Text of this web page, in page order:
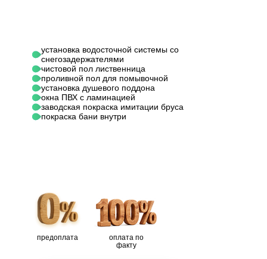
оплата по
факту
установка водосточной системы со
снегозадержателями
чистовой пол лиственница
проливной пол для помывочной
установка душевого поддона
окна ПВХ с ламинацией
заводская покраска имитации бруса
покраска бани внутри
предоплата